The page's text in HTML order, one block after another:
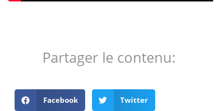
Partager le contenu:
Facebook Twitter